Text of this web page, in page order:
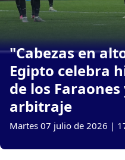
"Cabezas en
Egipto celebra
de los
arbitraje
Martes 07 julio de 2026 |